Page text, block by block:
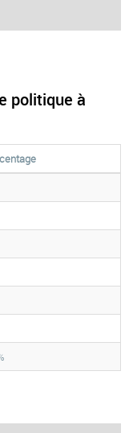
politique à